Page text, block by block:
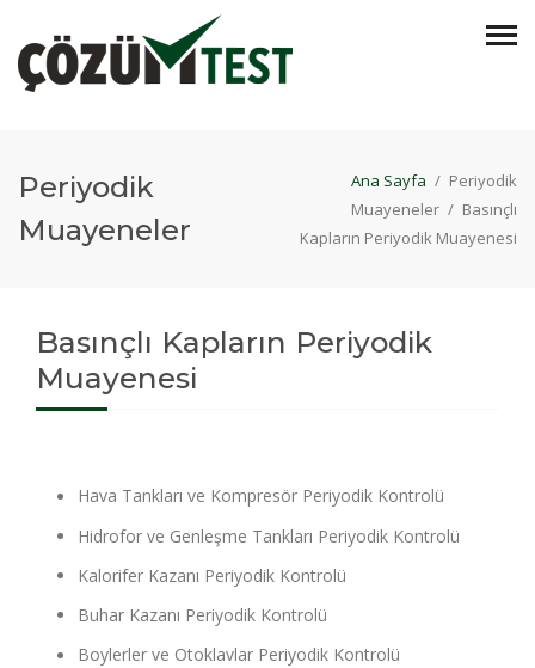
Periyodik
Muayeneler
Ana Sayfa / Periyodik
Muayeneler / Basınçlı
Kapların Periyodik Muayenesi
Basınçlı Kapların Periyodik
Muayenesi
Hava Tankları ve Kompresör Periyodik Kontrolü
Hidrofor ve Genleşme Tankları Periyodik Kontrolü
Kalorifer Kazanı Periyodik Kontrolü
Buhar Kazanı Periyodik Kontrolü
Boylerler ve Otoklavlar Periyodik Kontrolü